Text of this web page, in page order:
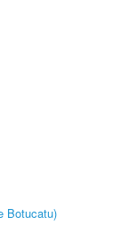
Botucatu)